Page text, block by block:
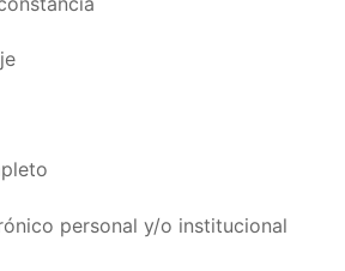
personal y/o institucional